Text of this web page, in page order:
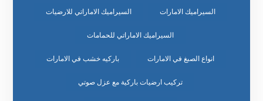
السيراميك الامارات السيراميك الاماراتي للارضيات
السيراميك الاماراتي للحمامات
انواع الصبغ في الامارات باركيه خشب في الامارات
تركيب ارضيات باركية مع عزل صوتي